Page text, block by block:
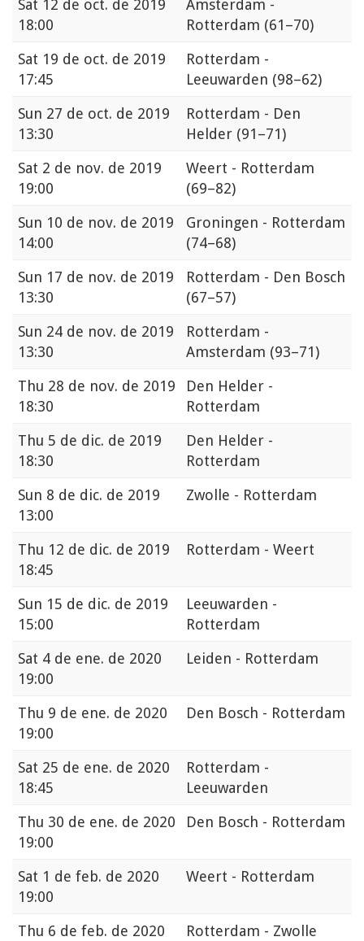
Sat 12 de oct. de 2019
18:00
Amsterdam -
Rotterdam (61–70)
Sat 19 de oct. de 2019
17:45
Rotterdam -
Leeuwarden (98–62)
Sun 27 de oct. de 2019
13:30
Rotterdam - Den
Helder (91–71)
Sat 2 de nov. de 2019
19:00
Weert - Rotterdam
(69–82)
Sun 10 de nov. de 2019
14:00
Groningen - Rotterdam
(74–68)
Sun 17 de nov. de 2019
13:30
Rotterdam - Den Bosch
(67–57)
Sun 24 de nov. de 2019
13:30
Rotterdam -
Amsterdam (93–71)
Thu 28 de nov. de 2019
18:30
Den Helder -
Rotterdam
Thu 5 de dic. de 2019
18:30
Den Helder -
Rotterdam
Sun 8 de dic. de 2019
13:00
Zwolle - Rotterdam
Thu 12 de dic. de 2019
18:45
Rotterdam - Weert
Sun 15 de dic. de 2019
15:00
Leeuwarden -
Rotterdam
Sat 4 de ene. de 2020
19:00
Leiden - Rotterdam
Thu 9 de ene. de 2020
19:00
Den Bosch - Rotterdam
Sat 25 de ene. de 2020
18:45
Rotterdam -
Leeuwarden
Thu 30 de ene. de 2020
19:00
Den Bosch - Rotterdam
Sat 1 de feb. de 2020
19:00
Weert - Rotterdam
Thu 6 de feb. de 2020
Rotterdam - Zwolle